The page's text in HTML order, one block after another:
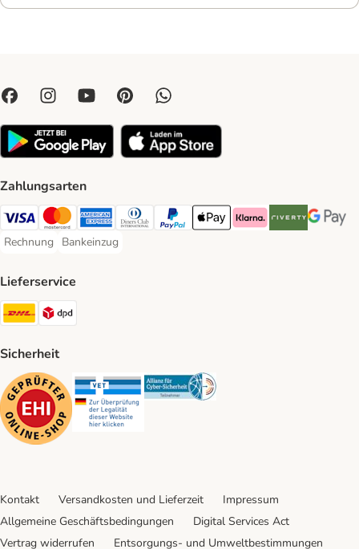
Zahlungsarten
Visa Payment Method
Mastercard Payment Method
American Express Payment Method
Diners Club Payment Method
PayPal Payment Method
Apple Pay Payment Method
Klarna Payment Method
Riverty Payment
Google
Rechnung
Rechnung Payment Method
Bankeinzug
Bankeinzug Payment Method
Lieferservice
DHL Shipping Method
Sicherheit
Security Security Security
Kontakt Versandkosten und Lieferzeit
Impressum
Allgemeine Geschäftsbedingungen
Digital Services Act
Vertrag widerrufen
Entsorgungs- und Umweltbestimmungen